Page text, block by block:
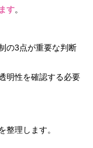
す。
の3点が重要な判断
明性を確認する必要
整理します。